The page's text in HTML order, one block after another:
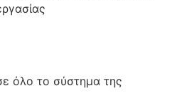
το σύστημα της